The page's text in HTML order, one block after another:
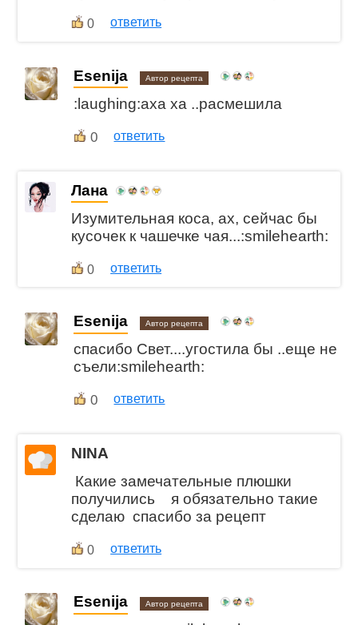
0 ответить
Esenija Автор рецепта
:laughing:аха ха ..расмешила
0 ответить
Лана
Изумительная коса, ах, сейчас бы
кусочек к чашечке чая...:smilehearth:
0 ответить
Esenija Автор рецепта
спасибо Свет....угостила бы ..еще не
съели:smilehearth:
0 ответить
NINA
Какие замечательные плюшки
получились я обязательно такие
сделаю спасибо за рецепт
0 ответить
Esenija Автор рецепта